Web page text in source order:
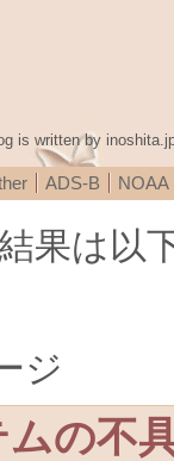
is written by
ADS-B NOAA
果は以
ジ
の不